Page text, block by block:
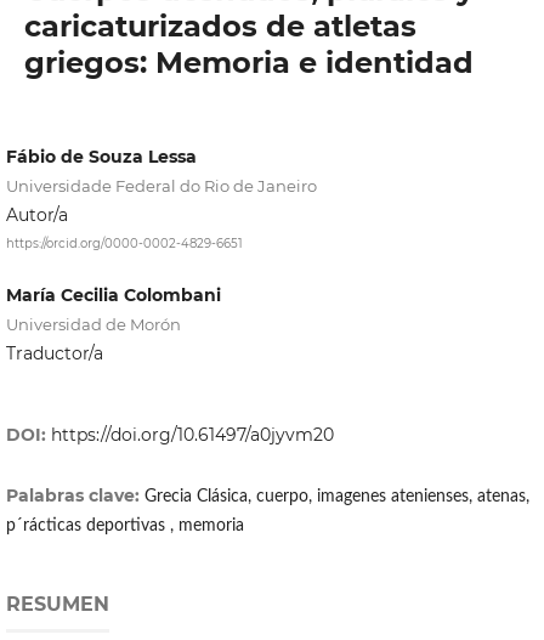
caricaturizados de atletas
griegos: Memoria e identidad
Fábio de Souza Lessa
Universidade Federal do Rio de Janeiro
Autor/a
https://orcid.org/0000-0002-4829-6651
María Cecilia Colombani
Universidad de Morón
Traductor/a
DOI: https://doi.org/10.61497/a0jyvm20
Palabras clave: Grecia Clásica, cuerpo, imagenes atenienses, atenas,
p´rácticas deportivas , memoria
RESUMEN